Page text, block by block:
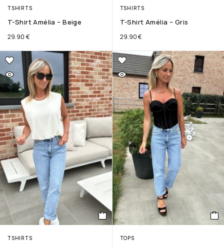
TSHIRTS
T-Shirt Amélia – Beige
29.90 €
TSHIRTS
T-Shirt Amélia – Gris
29.90€
TSHIRTS TOPS